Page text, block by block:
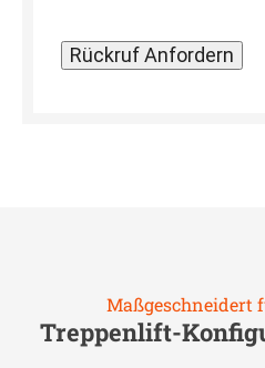
Maßgeschneidert
Treppenlift-